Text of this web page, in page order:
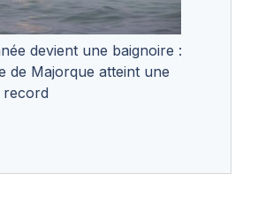
devient une baignoire :
de Majorque atteint une
record